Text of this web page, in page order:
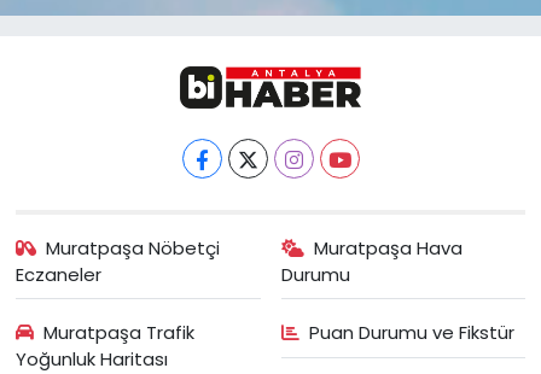
Muratpaşa Nöbetçi
Eczaneler
Muratpaşa Hava
Durumu
Muratpaşa Trafik
Yoğunluk Haritası
Puan Durumu ve Fikstür